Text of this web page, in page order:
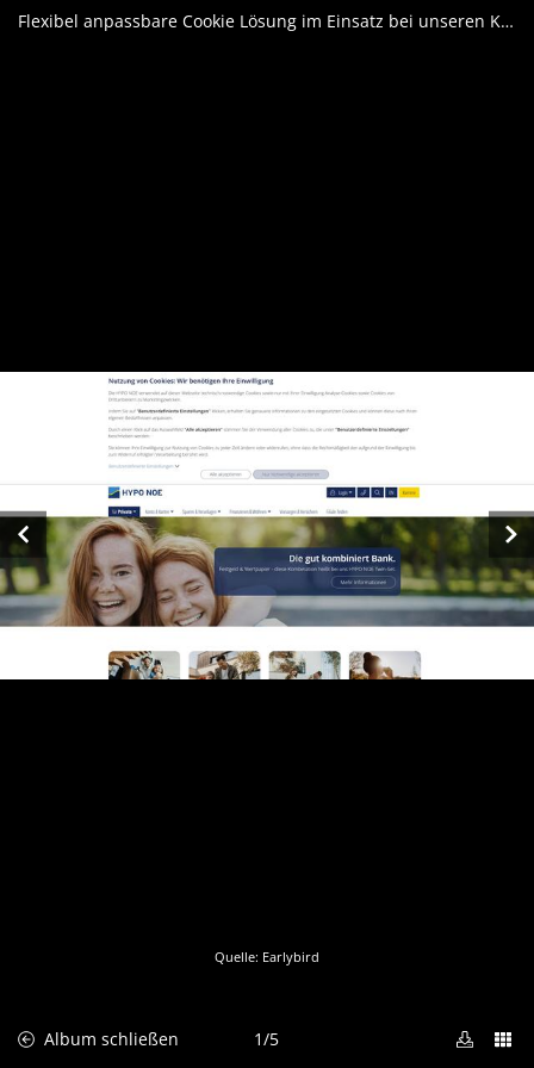
Flexibel anpassbare Cookie Lösung im Einsatz bei unseren Kundinnen und Kunden
Quelle: Earlybird
Vorheriges Bild
Album schließen 1/5 Bild